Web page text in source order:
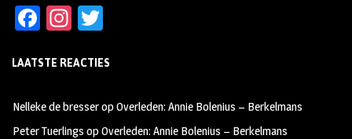
Fa
b
oo
k
In
ag
m
tt
LAATSTE REACTIES
Nelleke de bresseropOverleden: Annie Bolenius – Berkelmans
Peter Tuerlings opOverleden: Annie Bolenius – Berkelmans